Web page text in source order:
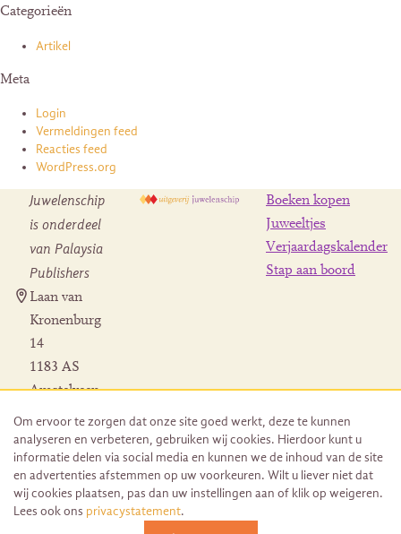
Categorieën
Artikel
Meta
Login
Vermeldingen feed
Reacties feed
WordPress.org
Juwelenschip
is onderdeel
van Palaysia
Publishers
Laan van
Kronenburg
14
1183 AS
Amstelveen
Herroeping
bestelling
Boeken kopen
Juweeltjes
Verjaardagskalender
Stap aan boord
Om ervoor te zorgen dat onze site goed werkt, deze te kunnen
analyseren en verbeteren, gebruiken wij cookies. Hierdoor kunt u
informatie delen via social media en kunnen we de inhoud van de site
en advertenties afstemmen op uw voorkeuren. Wilt u liever niet dat
wij cookies plaatsen, pas dan uw instellingen aan of klik op weigeren.
Lees ook ons privacystatement.